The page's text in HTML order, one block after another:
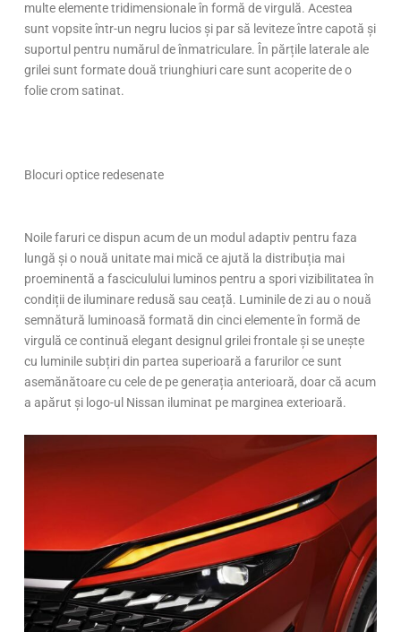
multe elemente tridimensionale în formă de virgulă. Acestea
sunt vopsite într-un negru lucios și par să leviteze între capotă și
suportul pentru numărul de înmatriculare. În părțile laterale ale
grilei sunt formate două triunghiuri care sunt acoperite de o
folie crom satinat.
Blocuri optice redesenate
Noile faruri ce dispun acum de un modul adaptiv pentru faza
lungă și o nouă unitate mai mică ce ajută la distribuția mai
proeminentă a fasciculului luminos pentru a spori vizibilitatea în
condiții de iluminare redusă sau ceață. Luminile de zi au o nouă
semnătură luminoasă formată din cinci elemente în formă de
virgulă ce continuă elegant designul grilei frontale și se unește
cu luminile subțiri din partea superioară a farurilor ce sunt
asemănătoare cu cele de pe generația anterioară, doar că acum
a apărut și logo-ul Nissan iluminat pe marginea exterioară.